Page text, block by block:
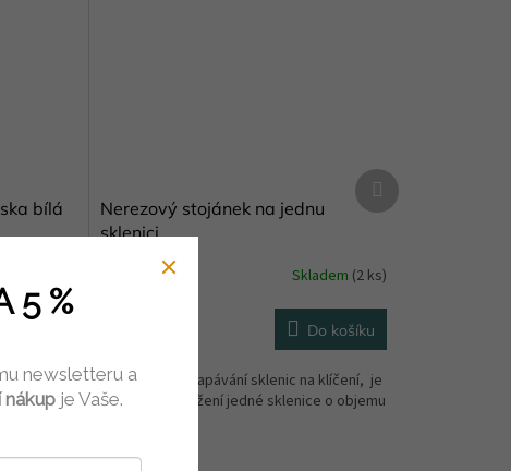
bílá
kapající
Nerezový stojánek na jednu
sklenici
Skladem (2 ks)
Do košíku
Stojánek k odkapávání sklenic na klíčení, je
určený na odložení jedné sklenice o objemu
Další
produkt
5 %
newsletteru a
nákupje Vaše.